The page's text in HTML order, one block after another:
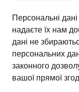
Персональні
надаєте їх нам
дані не
персональних
законного
вашої прямої